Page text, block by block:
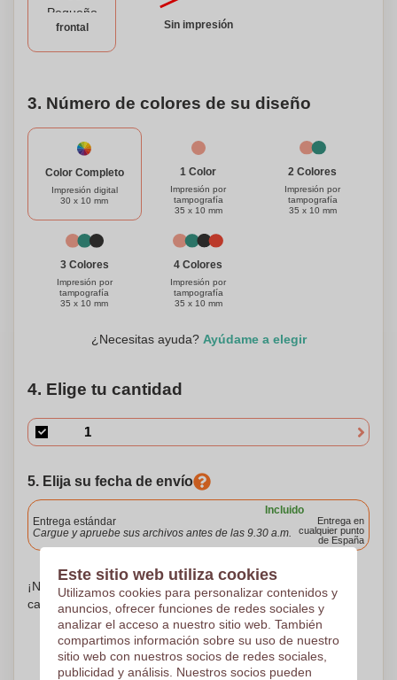
frontal Sin impresión
3. Número de colores de su diseño
Color Completo
Impresión digital
30 x 10 mm
1 Color
Impresión por
tampografía
35 x 10 mm
2 Colores
Impresión por
tampografía
35 x 10 mm
3 Colores
Impresión por
tampografía
35 x 10 mm
4 Colores
Impresión por
tampografía
35 x 10 mm
¿Necesitas ayuda? Ayúdame a elegir
4. Elige tu cantidad
5. Elija su fecha de envío
Incluido
Entrega estándar
Cargue y apruebe sus archivos antes de las 9.30 a.m.
Entrega en
cualquier punto
de España
¡No te preocupes! Simplemente suba sus archivos a la
canasta de compras
Este sitio web utiliza cookies
Utilizamos cookies para personalizar contenidos y
anuncios, ofrecer funciones de redes sociales y
analizar el acceso a nuestro sitio web. También
compartimos información sobre su uso de nuestro
sitio web con nuestros socios de redes sociales,
publicidad y análisis. Nuestros socios pueden